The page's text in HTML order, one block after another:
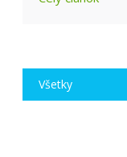
Všetky